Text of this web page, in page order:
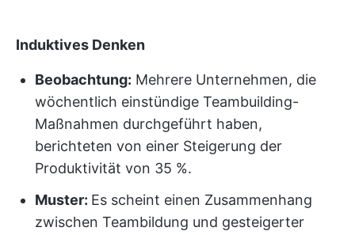
Induktives Denken
Beobachtung: Mehrere Unternehmen, die
wöchentlich einstündige Teambuilding-
Maßnahmen durchgeführt haben,
berichteten von einer Steigerung der
Produktivität von 35 %.
Muster: Es scheint einen Zusammenhang
zwischen Teambildung und gesteigerter